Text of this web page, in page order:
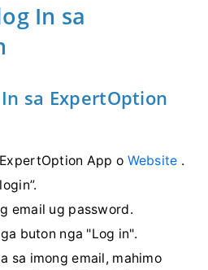
In sa
sa ExpertOption
App o Website .
email ug password.
buton nga "Log in".
sa imong email, mahimo